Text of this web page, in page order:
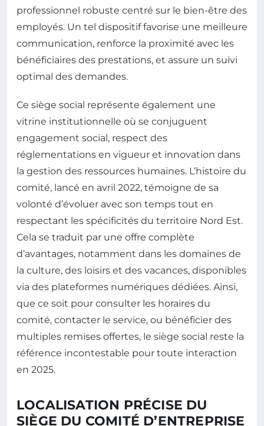
professionnel robuste centré sur le bien-être des
employés. Un tel dispositif favorise une meilleure
communication, renforce la proximité avec les
bénéficiaires des prestations, et assure un suivi
optimal des demandes.
Ce siège social représente également une
vitrine institutionnelle où se conjuguent
engagement social, respect des
réglementations en vigueur et innovation dans
la gestion des ressources humaines. L’histoire du
comité, lancé en avril 2022, témoigne de sa
volonté d’évoluer avec son temps tout en
respectant les spécificités du territoire Nord Est.
Cela se traduit par une offre complète
d’avantages, notamment dans les domaines de
la culture, des loisirs et des vacances, disponibles
via des plateformes numériques dédiées. Ainsi,
que ce soit pour consulter les horaires du
comité, contacter le service, ou bénéficier des
multiples remises offertes, le siège social reste la
référence incontestable pour toute interaction
en 2025.
LOCALISATION PRÉCISE DU
SIÈGE DU COMITÉ D’ENTREPRISE